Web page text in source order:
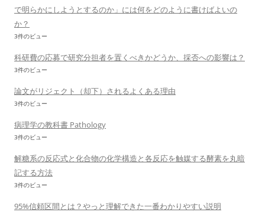
で明らかにしようとするのか」には何をどのように書けばよいの
か？
3件のビュー
科研費の応募で研究分担者を置くべきかどうか、採否への影響は？
3件のビュー
論文がリジェクト（却下）されるよくある理由
3件のビュー
病理学の教科書 Pathology
3件のビュー
解糖系の反応式と化合物の化学構造と各反応を触媒する酵素を丸暗
記する方法
3件のビュー
95%信頼区間とは？やっと理解できた一番わかりやすい説明